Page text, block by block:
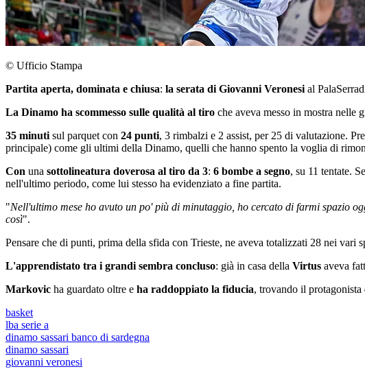
© Ufficio Stampa
Partita aperta, dominata e chiusa: la serata di Giovanni Veronesi al
La Dinamo ha scommesso sulle qualità al tiro che aveva messo in mostra nelle
35 minuti sul parquet con 24 punti, 3 rimbalzi e 2 assist, per 25 di valutazione.
principale) come gli ultimi della Dinamo, quelli che hanno spento la voglia di
Con una sottolineatura doverosa al tiro da 3: 6 bombe a segno, su 11 tentate.
nell'ultimo periodo, come lui stesso ha evidenziato a fine partita.
"Nell'ultimo mese ho avuto un po' più di minutaggio, ho cercato di farmi spazio
così".
Pensare che di punti, prima della sfida con Trieste, ne aveva totalizzati 28 nei
L'apprendistato tra i grandi sembra concluso: già in casa della Virtus aveva
Markovic ha guardato oltre e ha raddoppiato la fiducia, trovando il
basket
lba serie a
dinamo sassari banco di sardegna
dinamo sassari
giovanni veronesi